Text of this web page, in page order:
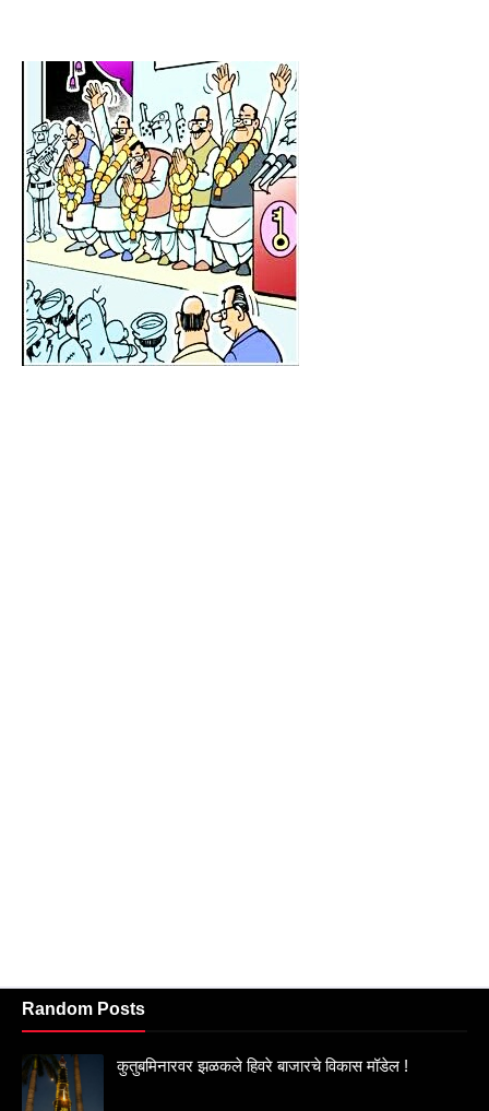
Random Posts
कुतुबमिनारवर झळकले हिवरे बाजारचे विकास मॉडेल !